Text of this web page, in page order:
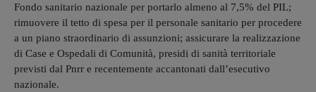
Fondo sanitario nazionale per portarlo almeno al 7,5% del PIL;
rimuovere il tetto di spesa per il personale sanitario per procedere
a un piano straordinario di assunzioni; assicurare la realizzazione
di Case e Ospedali di Comunità, presidi di sanità territoriale
previsti dal Pnrr e recentemente accantonati dall’esecutivo
nazionale.